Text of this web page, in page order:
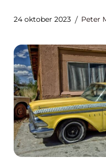
24 oktober 2023 Peter